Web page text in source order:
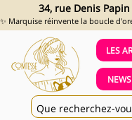
LES
34, rue Denis Papin
✨ Marquise réinvente la boucle